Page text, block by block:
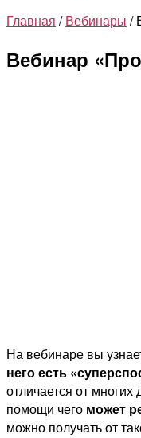
Главная /Вебинары /
Вебинар
На вебинаре вы
него есть
отличается от многих
помощи чего может
можно получать от